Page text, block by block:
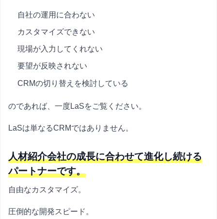
自社の運用に合わない
カスタマイズできない
現場が入力してくれない
要望が反映されない
CRMの切り替えを検討している
のであれば、一度LaSをご覧ください。
LaSは単なるCRMではありません。
人材紹介会社の成長に合わせて進化し続ける
パートナーです。
自由なカスタマイズ。
圧倒的な開発スピード。